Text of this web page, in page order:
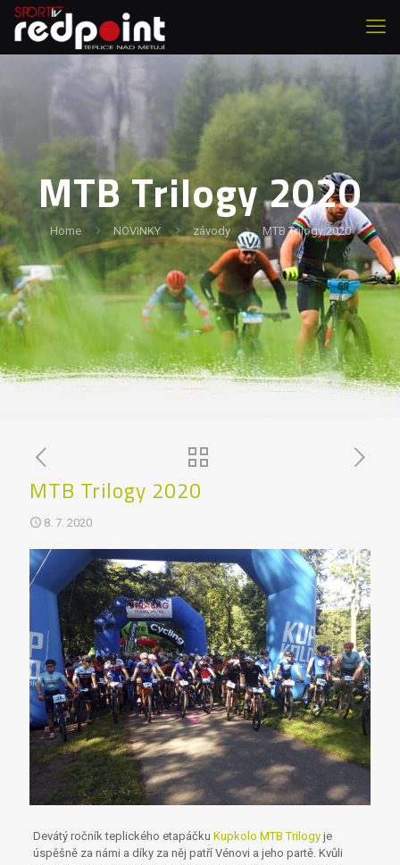
MTB Trilogy 2020
Home NOVINKY závody MTB Trilogy 2020
MTB Trilogy 2020
8. 7. 2020
Devátý ročník teplického etapáčku Kupkolo MTB Trilogyje
úspěšně za námi a díky za něj patří Vénovi a jeho partě. Kvůli